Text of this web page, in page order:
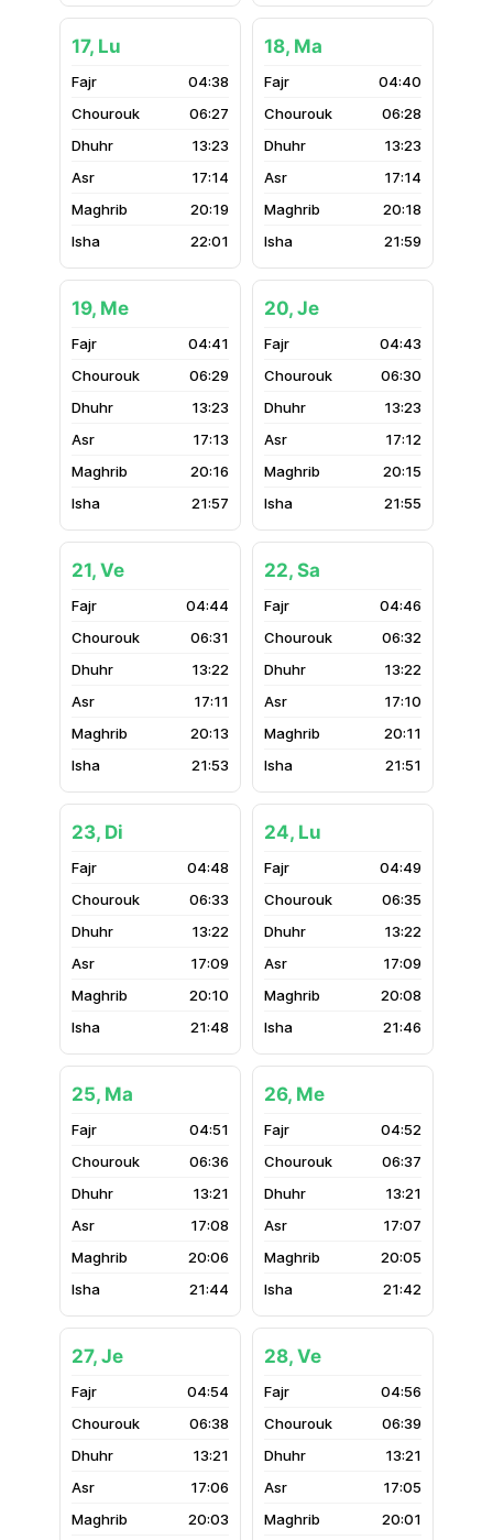
17, Lu
04:38
06:27
13:23
17:14
20:19
22:01
18, Ma
04:40
06:28
13:23
17:14
20:18
21:59
19, Me
04:41
06:29
13:23
17:13
20:16
21:57
20, Je
04:43
06:30
13:23
17:12
20:15
21:55
21, Ve
04:44
06:31
13:22
17:11
20:13
21:53
22, Sa
04:46
06:32
13:22
17:10
20:11
21:51
23, Di
04:48
06:33
13:22
17:09
20:10
21:48
24, Lu
04:49
06:35
13:22
17:09
20:08
21:46
25, Ma
04:51
06:36
13:21
17:08
20:06
21:44
26, Me
04:52
06:37
13:21
17:07
20:05
21:42
27, Je
04:54
06:38
13:21
17:06
20:03
28, Ve
04:56
06:39
13:21
17:05
20:01